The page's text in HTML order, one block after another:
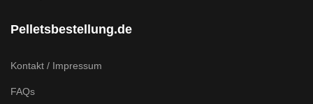
Pelletsbestellung.de
Kontakt / Impressum
FAQs